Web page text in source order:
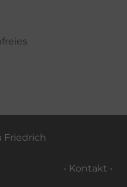
Friedrich
• Kontakt •